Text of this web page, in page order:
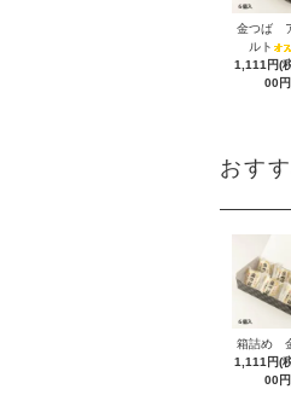
金つば
ルト
1,111円(
00
おす
箱詰め
1,111円(
00